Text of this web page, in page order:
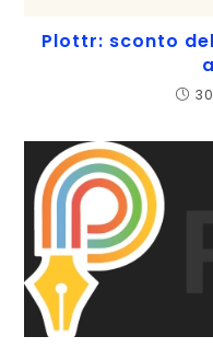
Plottr: sconto